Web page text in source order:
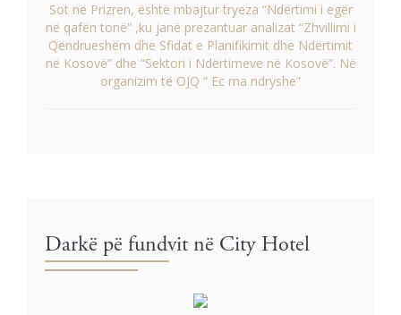
Sot në Prizren, është mbajtur tryeza “Ndërtimi i egër
në qafën tonë” ,ku janë prezantuar analizat “Zhvillimi i
Qëndrueshëm dhe Sfidat e Planifikimit dhe Ndërtimit
në Kosovë” dhe “Sektori i Ndërtimeve në Kosovë”. Në
organizim të OJQ “ Ec ma ndryshe”
Darkë pë fundvit në City Hotel